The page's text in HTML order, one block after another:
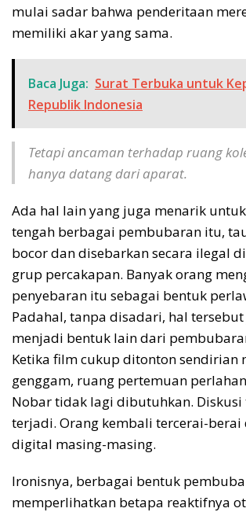
mulai sadar bahwa penderitaan
memiliki akar yang sama.
Baca Juga: Surat Terbuka untuk
Republik Indonesia
Tetapi ancaman terhadap ruang
hanya datang dari aparat.
Ada hal lain yang juga menarik
tengah berbagai pembubaran itu,
bocor dan disebarkan secara ilegal
grup percakapan. Banyak orang
penyebaran itu sebagai bentuk
Padahal, tanpa disadari, hal
menjadi bentuk lain dari
Ketika film cukup ditonton sendirian
genggam, ruang pertemuan
Nobar tidak lagi dibutuhkan.
terjadi. Orang kembali tercerai-berai
digital masing-masing.
Ironisnya, berbagai bentuk
memperlihatkan betapa reaktifnya